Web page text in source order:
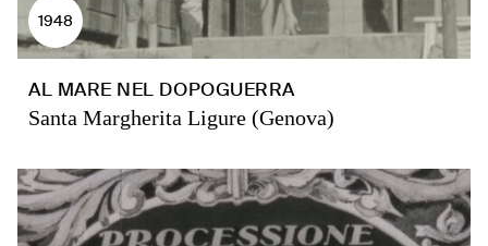
1948
AL MARE NEL DOPOGUERRA
Santa Margherita Ligure (Genova)